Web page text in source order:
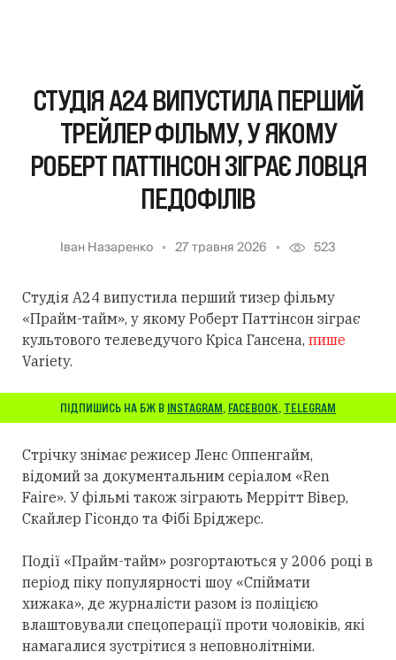
СТУДІЯ A24 ВИПУСТИЛА ПЕРШИЙ
ТРЕЙЛЕР ФІЛЬМУ, У ЯКОМУ
РОБЕРТ ПАТТІНСОН ЗІГРАЄ ЛОВЦЯ
ПЕДОФІЛІВ
Іван Назаренко 27 травня 2026 523
Студія A24 випустила перший тизер фільму
«Прайм-тайм», у якому Роберт Паттінсон зіграє
культового телеведучого Кріса Гансена, пише
Variety.
ПІДПИШИСЬ НА БЖ В INSTAGRAM, FACEBOOK, TELEGRAM
Стрічку знімає режисер Ленс Оппенгайм,
відомий за документальним серіалом «Ren
Faire». У фільмі також зіграють Меррітт Вівер,
Скайлер Гісондо та Фібі Бріджерс.
Події «Прайм-тайм» розгортаються у 2006 році в
період піку популярності шоу «Спіймати
хижака», де журналісти разом із поліцією
влаштовували спецоперації проти чоловіків, які
намагалися зустрітися з неповнолітніми.